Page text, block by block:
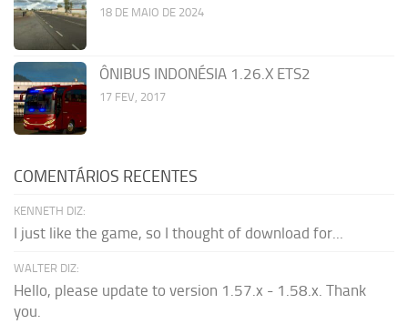
18 DE MAIO DE 2024
ÔNIBUS INDONÉSIA 1.26.X ETS2
17 FEV, 2017
COMENTÁRIOS RECENTES
KENNETH DIZ:
I just like the game, so I thought of download for...
WALTER DIZ:
Hello, please update to version 1.57.x - 1.58.x. Thank
you.